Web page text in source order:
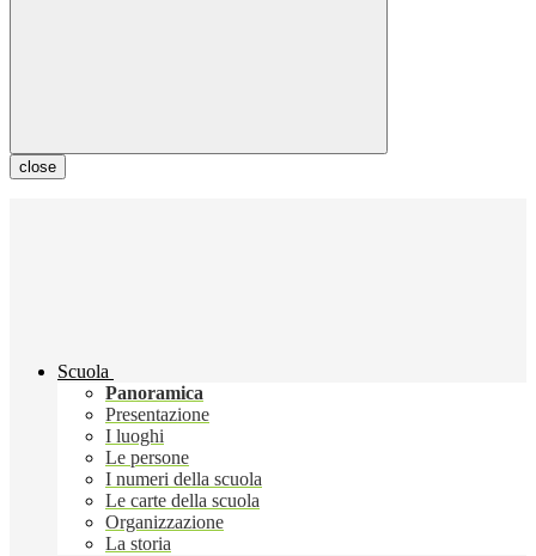
close
Scuola
Panoramica
Presentazione
I luoghi
Le persone
I numeri della scuola
Le carte della scuola
Organizzazione
La storia